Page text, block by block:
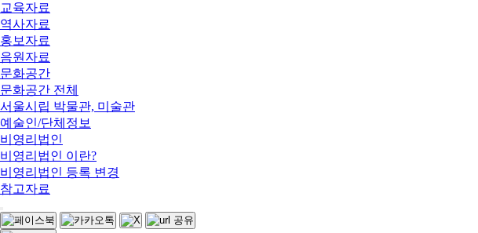
교육자료
역사자료
홍보자료
음원자료
문화공간
문화공간 전체
서울시립 박물관, 미술관
예술인/단체정보
비영리법인
비영리법인 이란?
비영리법인 등록 변경
참고자료